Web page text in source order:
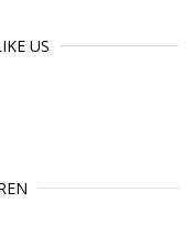
US